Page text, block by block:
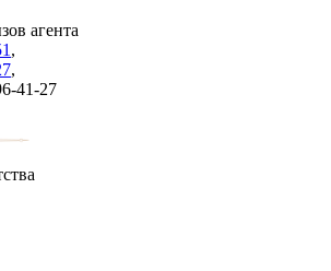
агента
,
,
41-27